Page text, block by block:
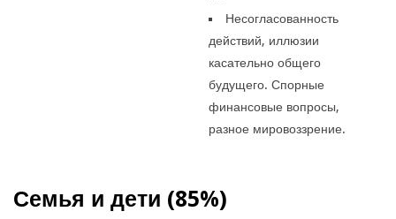
Несогласованность
действий, иллюзии
касательно общего
будущего. Спорные
финансовые вопросы,
разное мировоззрение.
Семья и дети (85%)